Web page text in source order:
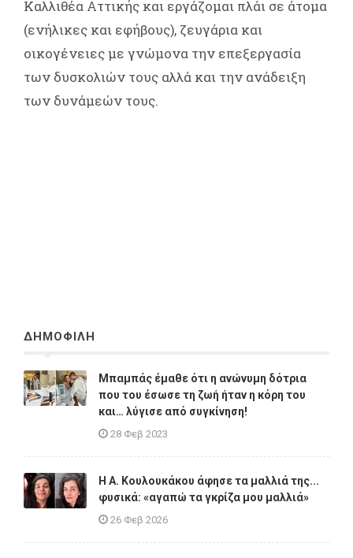
Καλλιθέα Αττικής και εργάζομαι πλάι σε άτομα
(ενήλικες και εφήβους), ζευγάρια και
οικογένειες με γνώμονα την επεξεργασία
των δυσκολιών τους αλλά και την ανάδειξη
των δυνάμεών τους.
ΔΗΜΟΦΙΛΗ
Μπαμπάς έμαθε ότι η ανώνυμη δότρια
που του έσωσε τη ζωή ήταν η κόρη του
και… λύγισε από συγκίνηση!
28 Φεβ 2023
Η A. Κουλουκάκου άφησε τα μαλλιά της...
φυσικά: «αγαπώ τα γκρίζα μου μαλλιά»
26 Φεβ 2026